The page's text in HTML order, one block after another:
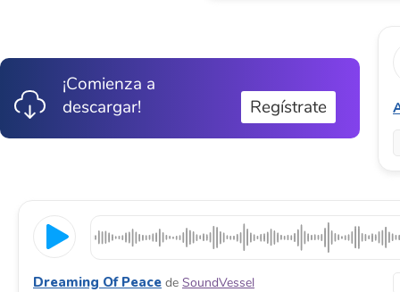
¡Comienza a
descargar!
Regístrate
Dreaming Of Peace de SoundVessel